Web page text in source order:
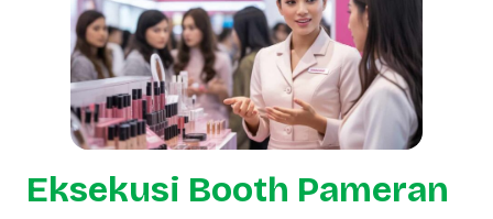
Eksekusi Booth Pameran